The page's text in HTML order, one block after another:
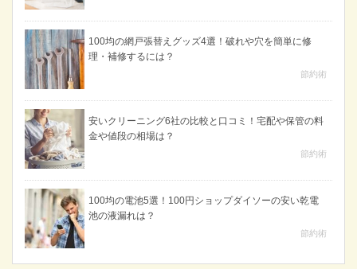
100均の網戸張替えグッズ4選！破れや穴を簡単に修
理・補修するには？
節約術
安いクリーニング6社の比較と口コミ！宅配や保管の料
金や値段の相場は？
節約術
100均の電池5選！100円ショップダイソーの安い乾電
池の液漏れは？
節約術